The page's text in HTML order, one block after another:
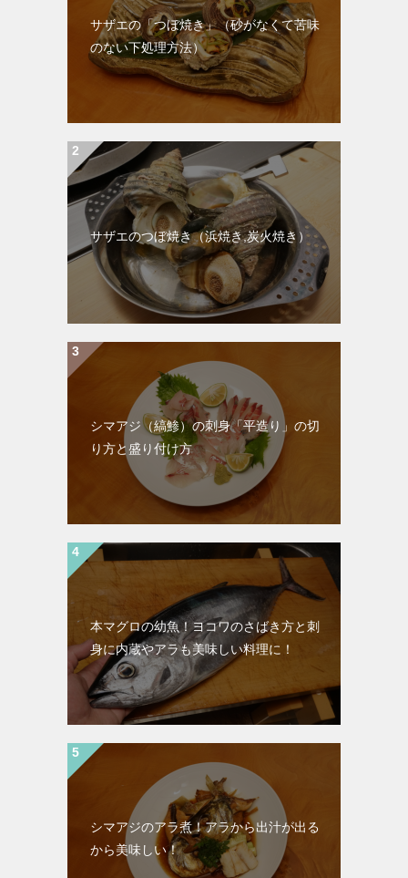
サザエの「つぼ焼き」（砂がなくて苦味
のない下処理方法）
サザエのつぼ焼き（浜焼き,炭火焼き）
シマアジ（縞鯵）の刺身「平造り」の切
り方と盛り付け方
本マグロの幼魚！ヨコワのさばき方と刺
身に内蔵やアラも美味しい料理に！
シマアジのアラ煮！アラから出汁が出る
から美味しい！